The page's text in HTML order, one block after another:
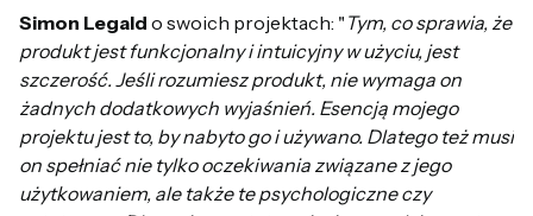
Simon Legald o swoich projektach: " Tym, co sprawia, że
produkt jest funkcjonalny i intuicyjny w użyciu, jest
szczerość. Jeśli rozumiesz produkt, nie wymaga on
żadnych dodatkowych wyjaśnień. Esencją mojego
projektu jest to, by nabyto go i używano. Dlatego też musi
on spełniać nie tylko oczekiwania związane z jego
użytkowaniem, ale także te psychologiczne czy